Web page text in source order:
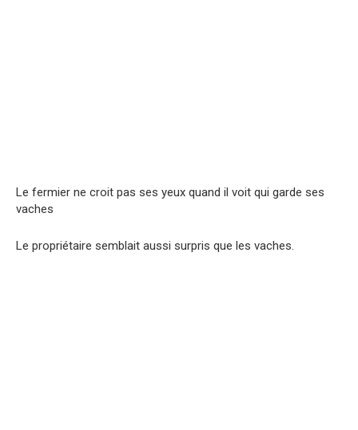
Le fermier ne croit pas ses yeux quand il voit qui garde ses
vaches
Le propriétaire semblait aussi surpris que les vaches.